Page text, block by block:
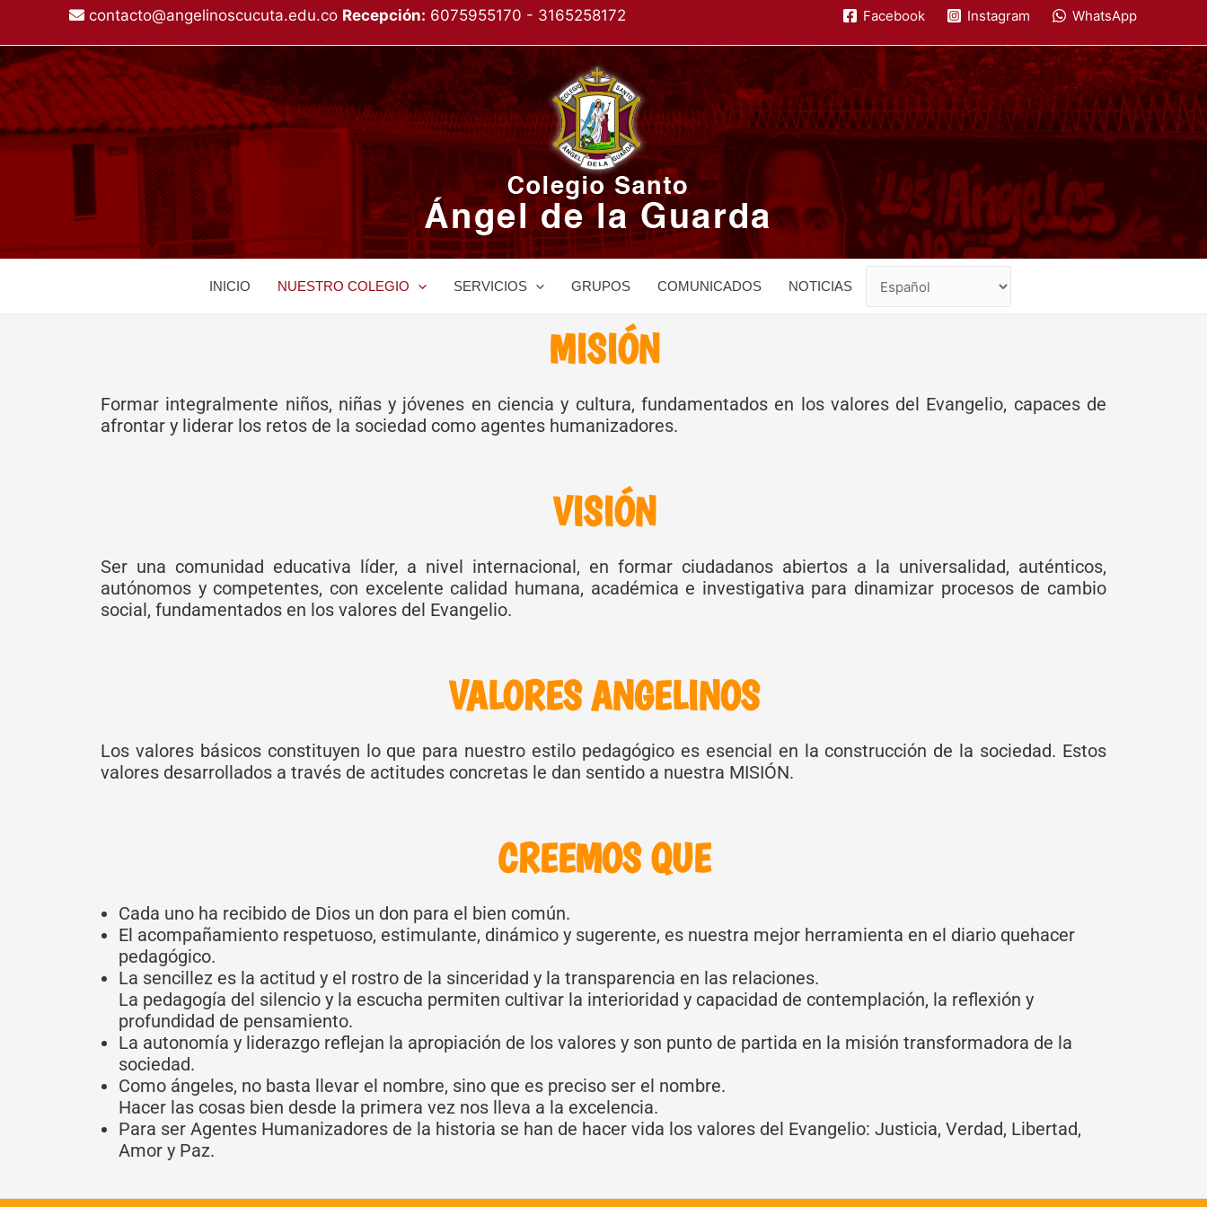
contenido
contacto@angelinoscucuta.edu.co Recepción: 6075955170 - 3165258172 Facebook Instagram WhatsApp
INICIO NUESTRO COLEGIO SERVICIOS GRUPOS COMUNICADOS NOTICIAS
MISIÓN
Formar integralmente niños, niñas y jóvenes en ciencia y cultura, fundamentados en los valores del Evangelio, capaces de
afrontar y liderar los retos de la sociedad como agentes humanizadores.
VISIÓN
Ser una comunidad educativa líder, a nivel internacional, en formar ciudadanos abiertos a la universalidad, auténticos,
autónomos y competentes, con excelente calidad humana, académica e investigativa para dinamizar procesos de cambio
social, fundamentados en los valores del Evangelio.
VALORES ANGELINOS
Los valores básicos constituyen lo que para nuestro estilo pedagógico es esencial en la construcción de la sociedad. Estos
valores desarrollados a través de actitudes concretas le dan sentido a nuestra MISIÓN.
CREEMOS QUE
Cada uno ha recibido de Dios un don para el bien común.
El acompañamiento respetuoso, estimulante, dinámico y sugerente, es nuestra mejor herramienta en el diario quehacer
pedagógico.
La sencillez es la actitud y el rostro de la sinceridad y la transparencia en las relaciones.
La pedagogía del silencio y la escucha permiten cultivar la interioridad y capacidad de contemplación, la reflexión y
profundidad de pensamiento.
La autonomía y liderazgo reflejan la apropiación de los valores y son punto de partida en la misión transformadora de la
sociedad.
Como ángeles, no basta llevar el nombre, sino que es preciso ser el nombre.
Hacer las cosas bien desde la primera vez nos lleva a la excelencia.
Para ser Agentes Humanizadores de la historia se han de hacer vida los valores del Evangelio: Justicia, Verdad, Libertad,
Amor y Paz.